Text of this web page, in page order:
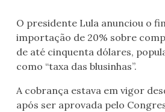
O presidente Lula anunciou o
importação de 20% sobre
de até cinquenta dólares,
como “taxa das blusinhas”.
A cobrança estava em vigor
após ser aprovada pelo